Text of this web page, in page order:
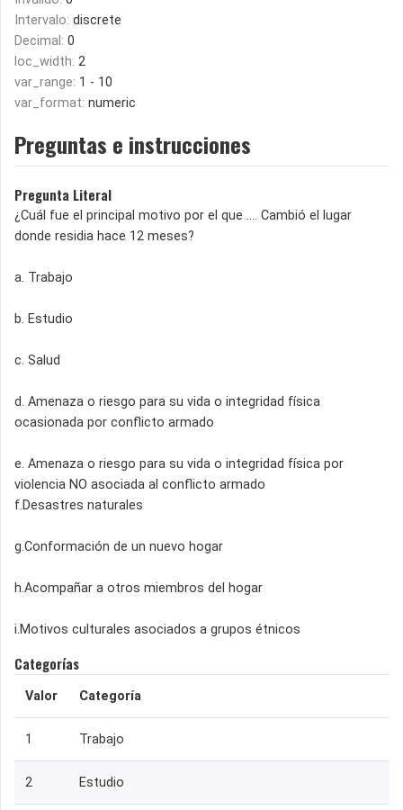
Intervalo: discrete
Decimal: 0
loc_width: 2
var_range: 1 - 10
var_format: numeric
Preguntas e instrucciones
Pregunta Literal
¿Cuál fue el principal motivo por el que …. Cambió el lugar
donde residia hace 12 meses?
a. Trabajo
b. Estudio
c. Salud
d. Amenaza o riesgo para su vida o integridad física
ocasionada por conflicto armado
e. Amenaza o riesgo para su vida o integridad física por
violencia NO asociada al conflicto armado
f.Desastres naturales
g.Conformación de un nuevo hogar
h.Acompañar a otros miembros del hogar
i.Motivos culturales asociados a grupos étnicos
Categorías
Valor Categoría
1 Trabajo
2 Estudio